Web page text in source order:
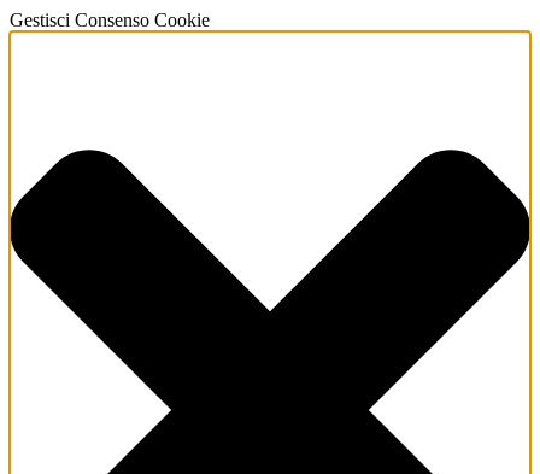
Gestisci Consenso Cookie